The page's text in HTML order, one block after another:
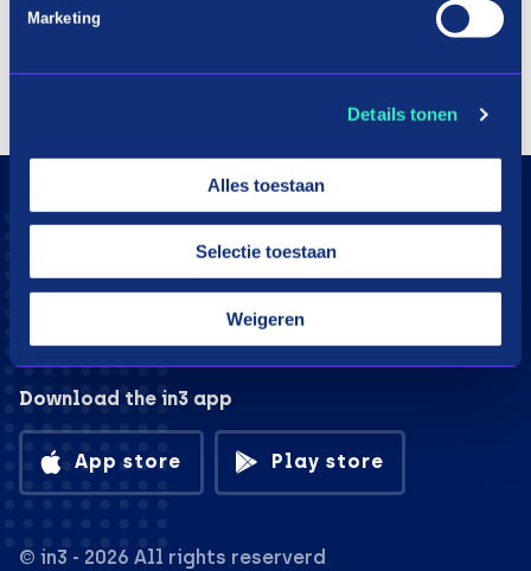
Marketing
Details tonen
Alles toestaan
Selectie toestaan
Weigeren
Download the in3 app
App store Play store
© in3 - 2026 All rights reserverd